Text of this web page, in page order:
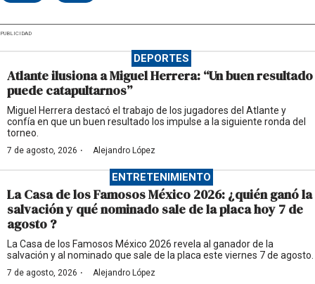
PUBLICIDAD
DEPORTES
Atlante ilusiona a Miguel Herrera: “Un buen resultado
puede catapultarnos”
Miguel Herrera destacó el trabajo de los jugadores del Atlante y
confía en que un buen resultado los impulse a la siguiente ronda del
torneo.
7 de agosto, 2026 · Alejandro López
ENTRETENIMIENTO
La Casa de los Famosos México 2026: ¿quién ganó la
salvación y qué nominado sale de la placa hoy 7 de
agosto ?
La Casa de los Famosos México 2026 revela al ganador de la
salvación y al nominado que sale de la placa este viernes 7 de agosto.
7 de agosto, 2026 · Alejandro López